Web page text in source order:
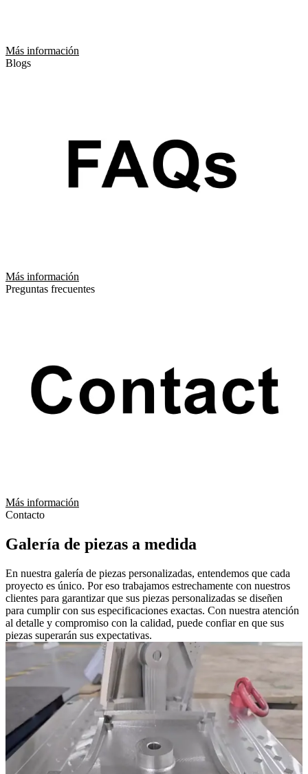
Más información
Blogs
Más información
Preguntas frecuentes
Más información
Contacto
Galería de piezas a medida
En nuestra galería de piezas personalizadas, entendemos que cada
proyecto es único. Por eso trabajamos estrechamente con nuestros
clientes para garantizar que sus piezas personalizadas se diseñen
para cumplir con sus especificaciones exactas. Con nuestra atención
al detalle y compromiso con la calidad, puede confiar en que sus
piezas superarán sus expectativas.